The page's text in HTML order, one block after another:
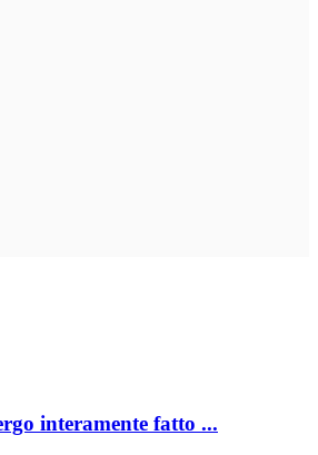
interamente fatto ...